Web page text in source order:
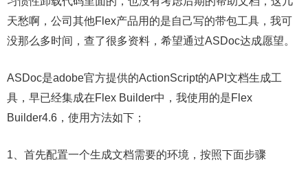
天愁啊，公司其他Flex产品用的是自己写的带包工具，我可
没那么多时间，查了很多资料，希望通过ASDoc达成愿望。
ASDoc是adobe官方提供的ActionScript的API文档生成工
具，早已经集成在Flex Builder中，我使用的是Flex
Builder4.6，使用方法如下；
1、首先配置一个生成文档需要的环境，按照下面步骤